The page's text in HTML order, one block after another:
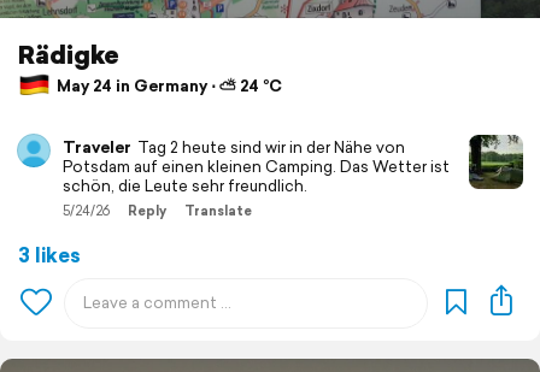
Rädigke
May 24 in Germany ⋅ ⛅ 24 °C
Traveler Tag 2 heute sind wir in der Nähe von
Potsdam auf einen kleinen Camping. Das Wetter ist
schön, die Leute sehr freundlich.
5/24/26 Reply Translate
3 likes